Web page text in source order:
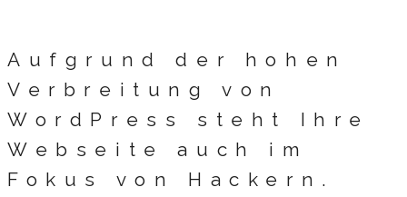
Aufgrund der hohen
Verbreitung von
WordPress steht Ihre
Webseite auch im
Fokus von Hackern.